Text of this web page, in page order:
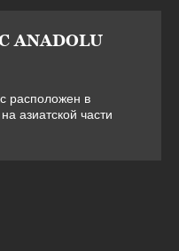
расположен в
азиатской части